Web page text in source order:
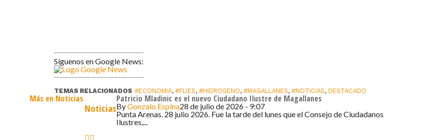
Síguenos en Google News:
TEMAS RELACIONADOS #ECONOMIA,#FLIES,#HIDROGENO,#MAGALLANES,#NOTICIAS,DESTACADO
Más en Noticias
Noticias
Patricio Mladinic es el nuevo Ciudadano Ilustre de Magallanes
ByGonzalo Espina28 de julio de 2026 - 9:07
Punta Arenas. 28 julio 2026. Fue la tarde del lunes que el Consejo de Ciudadanos
Ilustres,...